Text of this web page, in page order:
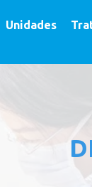
Unidades